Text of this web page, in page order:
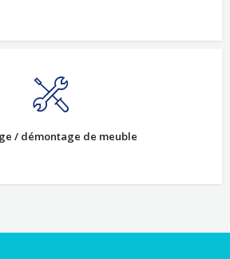
/ démontage de meuble